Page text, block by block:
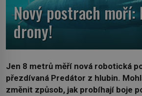
Nový postrach moří:
drony!
Jen 8 metrů měří nová robotická
přezdívaná Predátor z hlubin.
změnit způsob, jak probíhají boje